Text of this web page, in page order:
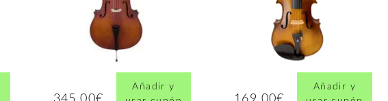
Añadir y
Añadir y